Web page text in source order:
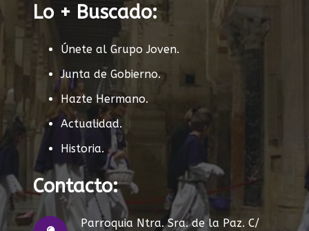
Lo + Buscado:
Únete al Grupo Joven.
Junta de Gobierno.
Hazte Hermano.
Actualidad.
Historia.
Contacto:
Parroquia Ntra. Sra. de la Paz. C/